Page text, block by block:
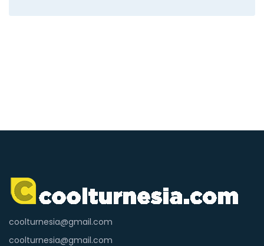
coolturnesia@gmail.com
coolturnesia@gmail.com